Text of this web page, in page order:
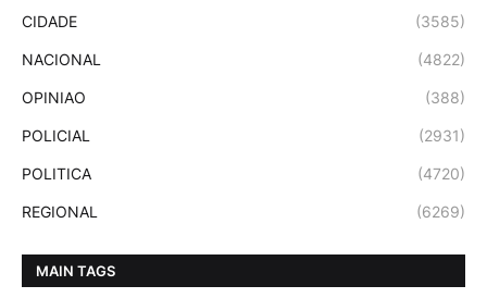
CIDADE (3585)
NACIONAL (4822)
OPINIAO (388)
POLICIAL (2931)
POLITICA (4720)
REGIONAL (6269)
MAIN TAGS